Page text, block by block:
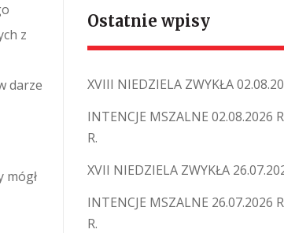
z
darze
mógł
Ostatnie wpisy
XVIII NIEDZIELA ZWYKŁA
INTENCJE MSZALNE 02.08.2026
R.
XVII NIEDZIELA ZWYKŁA
INTENCJE MSZALNE 26.07.2026
R.